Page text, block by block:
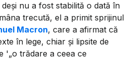
nu a fost stabilită o dată în
trecută, el a primit sprijinul
Macron, care a afirmat că
în lege, chiar și lipsite de
'„o trădare a ceea ce